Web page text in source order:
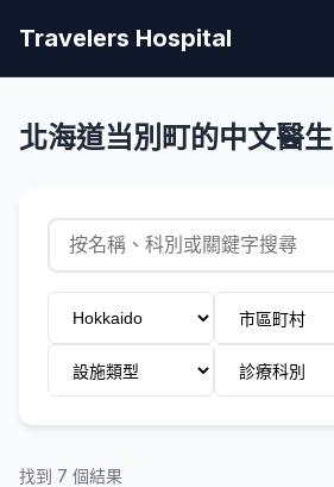
Travelers Hospital
北海道当別町的中文醫生
找到 7 個結果